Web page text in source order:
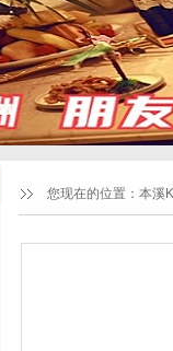
您现在的位置： 本溪